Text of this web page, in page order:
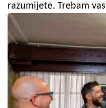
razumijete. Trebam